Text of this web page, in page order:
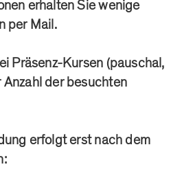
erhalten Sie wenige
per Mail.
Präsenz-Kursen (pauschal,
der besuchten
erfolgt erst nach dem